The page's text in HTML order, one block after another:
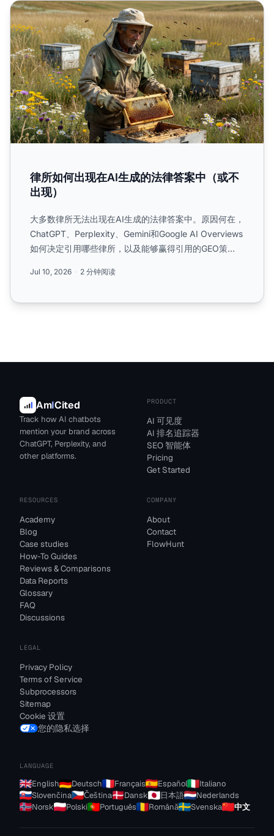
律所如何出现在AI生成的法律答案中（或不出现）
律所如何出现在AI生成的法律答案中（或不
出现）
大多数律所无法出现在AI生成的法律答案中。原因何在，
ChatGPT、Perplexity、Gemini和Google AI Overviews
如何决定引用哪些律所，以及能够赢得引用的GEO策
Jul 10, 2026 2 分钟阅读
AmICited
Track how AI chatbots
mention your brand across
ChatGPT, Perplexity, and
other platforms.
PRODUCT
AI 可见度
AI 排名追踪器
SEO 智能体
Pricing
Get Started
RESOURCES
Academy
Blog
Case studies
How-To Guides
Reviews & Comparisons
Data Reports
Glossary
FAQ
Discussions
COMPANY
About
Contact
FlowHunt
LEGAL
Privacy Policy
Terms of Service
Subprocessors
Sitemap
Cookie 设置
您的隐私选择
LANGUAGE
English Deutsch Français Español
Italiano
Slovenčina
Čeština Dansk 日本語
Nederlands
Norsk
Polski Português Română Svenska 中文